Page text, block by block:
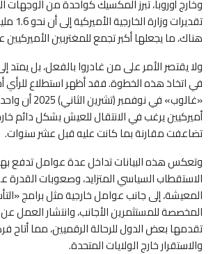
وخارج أوروبا، تبرز المكسيك كواحدة من الوجهات
هناك، ما يجعلها أكبر تجمع للمغتربين
ولا يقتصر الأمر على من غادروا بالفعل، بل
في اتخاذ هذه الخطوة. فقد أظهر استطلاع
«غالوب» في
أميركيين يرغب في الانتقال للعيش بشكل دائم
تضاعفت مقارنة بما كانت عليه قبل عشر سنوات.
وتعكس هذه البيانات تداخل عدة عوامل تدفع
الاستقطاب السياسي المتزايد، وصعوبات القدرة
المعيشة، إلى جانب عوامل خارجية مثل برامج
المخصصة للمستثمرين الأجانب، وانتشار العمل عن
تقدمها بعض الدول للرحالة الرقميين، مما أتاح
والاستقرار خارج الولايات المتحدة.